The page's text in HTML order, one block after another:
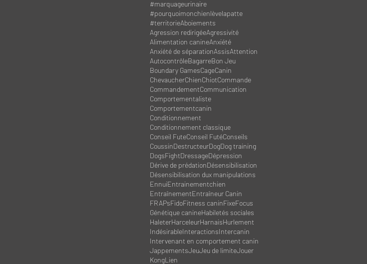
#marquageurinaire
#pourquoimonchienlèvelapatte
#territorieAboiements
Agression redirigéeAgressivité
Alimentation canineAnxiété
Anxiété de séparationAssisAttention
AutocontrôleBagarreBon Jeu
Boundary GamesCageCanin
ChevaucherChienChiotCommande
CommandementCommunication
Comportementaliste
Comportementcanin
Conditionnement
Conditionnement classique
Conseil FuteConseil FutéConseils
CoussinDestructeurDogDog training
DogsFightDressageDépression
Dérive de prédationDésensibilisation
Désensibilisation dux manipulations
EnnuiEntrainementchien
EntraînementEntraîneur Canin
FRAPsFidoFitness caninFixeFocus
Génétique canineHabiletés sociales
HaleterHarceleurHarnaisHurlement
IndésirableInteractionsIntercanin
Intervenant en comportement canin
JappementsJeuJeu de limiteJouer
KongLien